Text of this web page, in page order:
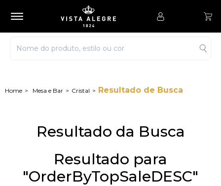
Mesa e Bar Cristal Resultado de Busca
Resultado da Busca
Resultado para
"OrderByTopSaleDESC"